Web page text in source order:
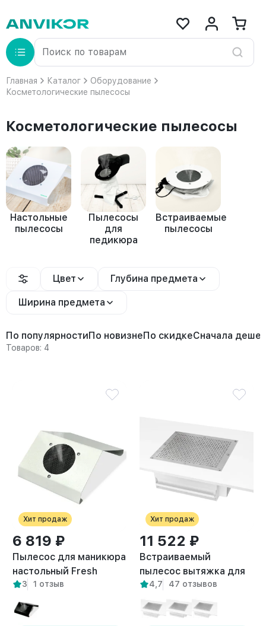
Главная Каталог
Оборудование
Косметологические пылесосы
Косметологические пылесосы
Настольные
пылесосы
Пылесосы
для
педикюра
Встраиваемые
пылесосы
Цвет Глубина предмета
Ширина предмета
По популярностиПо новизнеПо скидкеСначала
Товаров: 4
Хит продаж
6 819 ₽
Пылесос для маникюра
настольный Fresh
белый
3 1 отзыв
Хит продаж
11 522 ₽
Встраиваемый
пылесос вытяжка для
маникюра Flow правый
выход
4,7 47 отзывов